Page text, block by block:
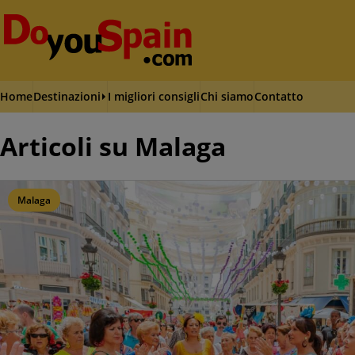
HomeDestinazioni I migliori consigliChi siamoContatto
Articoli su Malaga
Malaga